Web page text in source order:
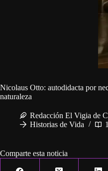
Nicolaus Otto: autodidacta por
naturaleza
Redacción El Vigia de
Historias de Vida
Comparte esta noticia